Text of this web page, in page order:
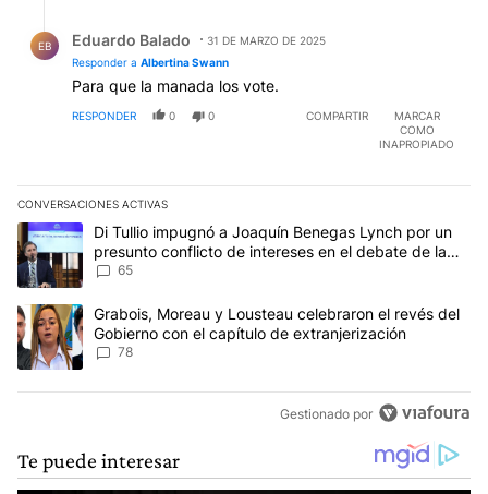
EB Eduardo Balado
31 DE MARZO DE 2025
Responder a Albertina Swann
Para que la manada los vote.
RESPONDER 0 0 COMPARTIR
MARCAR
COMO
INAPROPIADO
CONVERSACIONES ACTIVAS
Este listado muestra los artículos con más comentarios en los
Un artículo de tendencia con el título "Di Tullio impugnó a
Di Tullio impugnó a Joaquín Benegas Lynch por un
presunto conflicto de intereses en el debate de la
Ley de Tierras
65
Un artículo de tendencia con el título "Grabois, Moreau y
Grabois, Moreau y Lousteau celebraron el revés del
Gobierno con el capítulo de extranjerización
78
Gestionado por